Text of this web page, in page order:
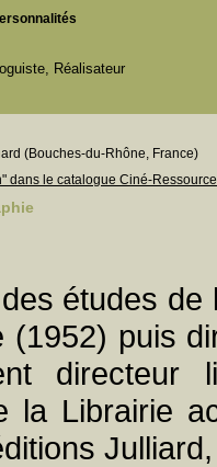
Réalisateur
(Bouches-du-Rhône, France)
dans le catalogue Ciné-
études
(1952) puis
directeur
la Librairie